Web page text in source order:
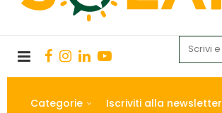
Categorie Iscriviti alla newsletter